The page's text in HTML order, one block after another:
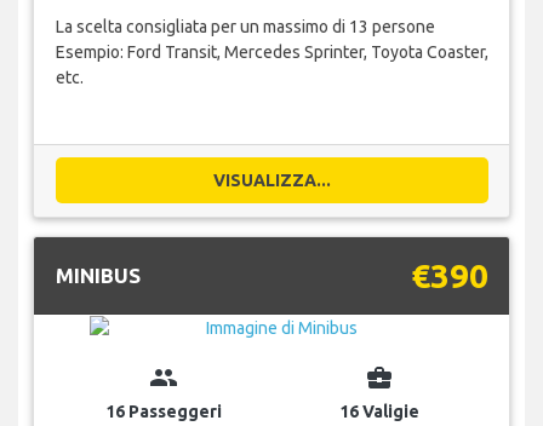
La scelta consigliata per un massimo di 13 persone
Esempio: Ford Transit, Mercedes Sprinter, Toyota Coaster,
etc.
VISUALIZZA...
MINIBUS €390
group
16 Passeggeri
business_center
16 Valigie